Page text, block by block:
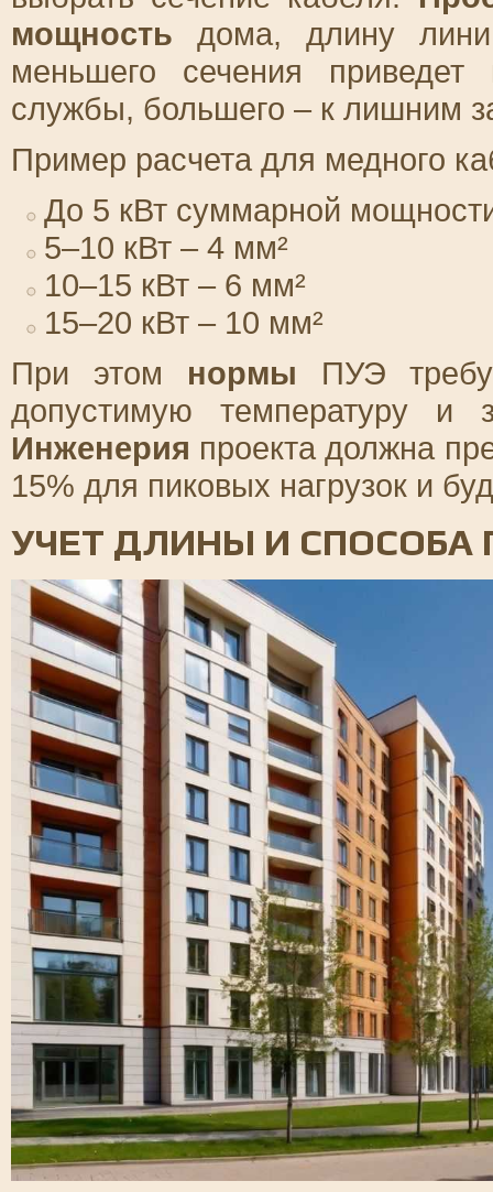
мощность дома, длину
меньшего сечения
службы, большего – к лишним
Пример расчета для медного
До 5 кВт суммарной
5–10 кВт – 4 мм²
10–15 кВт – 6 мм²
15–20 кВт – 10 мм²
При этом нормы ПУЭ
допустимую температуру и
Инженерия проекта должна
15% для пиковых нагрузок и
УЧЕТ ДЛИНЫ И СПОСОБА